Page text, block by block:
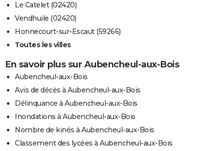
Le Catelet (02420)
Vendhuile (02420)
Honnecourt-sur-Escaut (59266)
Toutes les villes
En savoir plus sur Aubencheul-aux-Bois
Aubencheul-aux-Bois
Avis de décès à Aubencheul-aux-Bois
Délinquance à Aubencheul-aux-Bois
Inondations à Aubencheul-aux-Bois
Nombre de kinés à Aubencheul-aux-Bois
Classement des lycées à Aubencheul-aux-Bois